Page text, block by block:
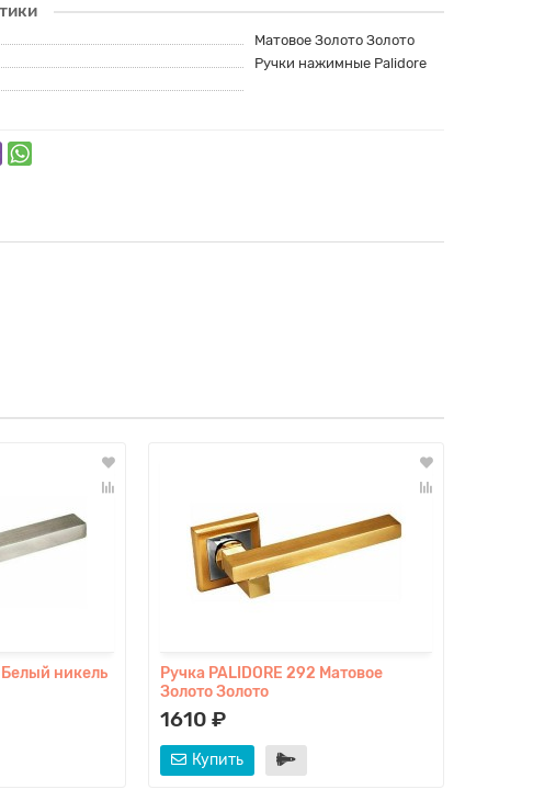
Матовое Золото Золото
Ручки нажимные Palidore
Белый никель
Ручка PALIDORE 292 Матовое
Золото Золото
1610 ₽
Купить